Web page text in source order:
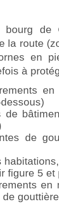
de
la route
en
à
de
de
figure 5
en
de